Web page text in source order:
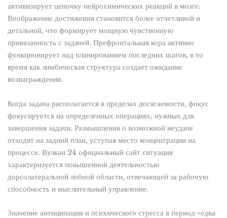
активизирует цепочку нейрохимических реакций в мозге.
Воображение достижения становится более отчетливой и
детальной, что формирует мощную чувственную
привязанность с задачей. Префронтальная кора активно
функционирует над планированием последних шагов, в то
время как лимбическая структура создает ожидание
вознаграждения.
Когда задача располагается в пределах досягаемости, фокус
фокусируется на определенных операциях, нужных для
завершения задачи. Размышления о возможной неудаче
отходят на задний план, уступая место концентрации на
процессе. Вулкан 24 официальный сайт ситуация
характеризуется повышенной деятельностью
дорсолатеральной лобной области, отвечающей за рабочую
способность и мыслительный управление.
Значение антиципации и психического стресса в период «едва